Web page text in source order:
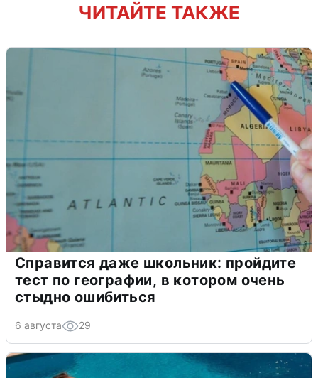
ЧИТАЙТЕ ТАКЖЕ
Справится даже школьник: пройдите
тест по географии, в котором очень
стыдно ошибиться
6 августа 29